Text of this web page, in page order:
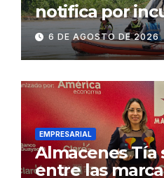
notifica por
contractual a la
Concesionaria
exige
desmontaje
Gonzalo Icaza
Daule
6 DE AGOSTO DE 2026
EMPRESARIAL
Almacenes Tía
entre las